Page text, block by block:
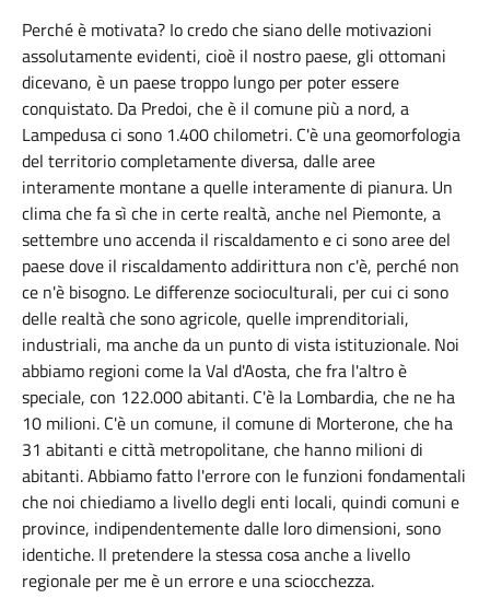
Perché è motivata? Io credo che siano delle motivazioni
assolutamente evidenti, cioè il nostro paese, gli ottomani
dicevano, è un paese troppo lungo per poter essere
conquistato. Da Predoi, che è il comune più a nord, a
Lampedusa ci sono 1.400 chilometri. C'è una geomorfologia
del territorio completamente diversa, dalle aree
interamente montane a quelle interamente di pianura. Un
clima che fa sì che in certe realtà, anche nel Piemonte, a
settembre uno accenda il riscaldamento e ci sono aree del
paese dove il riscaldamento addirittura non c'è, perché non
ce n'è bisogno. Le differenze socioculturali, per cui ci sono
delle realtà che sono agricole, quelle imprenditoriali,
industriali, ma anche da un punto di vista istituzionale. Noi
abbiamo regioni come la Val d'Aosta, che fra l'altro è
speciale, con 122.000 abitanti. C'è la Lombardia, che ne ha
10 milioni. C'è un comune, il comune di Morterone, che ha
31 abitanti e città metropolitane, che hanno milioni di
abitanti. Abbiamo fatto l'errore con le funzioni fondamentali
che noi chiediamo a livello degli enti locali, quindi comuni e
province, indipendentemente dalle loro dimensioni, sono
identiche. Il pretendere la stessa cosa anche a livello
regionale per me è un errore e una sciocchezza.